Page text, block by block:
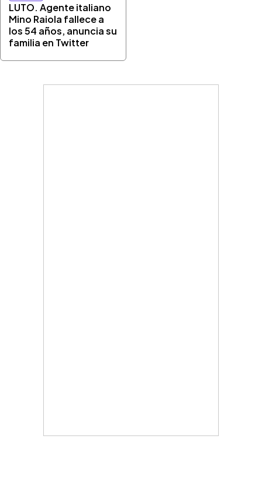
LUTO. Agente italiano
Mino Raiola fallece a
los 54 años, anuncia su
familia en Twitter